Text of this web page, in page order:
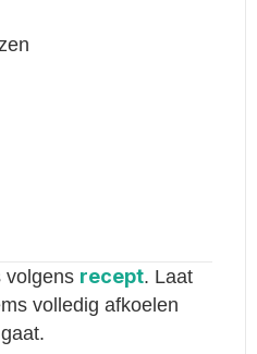
volgens recept. Laat
volledig afkoelen